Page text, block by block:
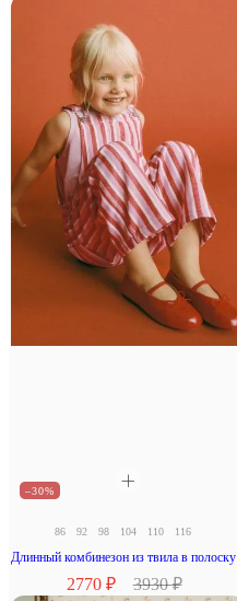
–30%
86 92 98 104 110 116
Длинный комбинезон из твила в полоску
2770 ₽ 3930 ₽